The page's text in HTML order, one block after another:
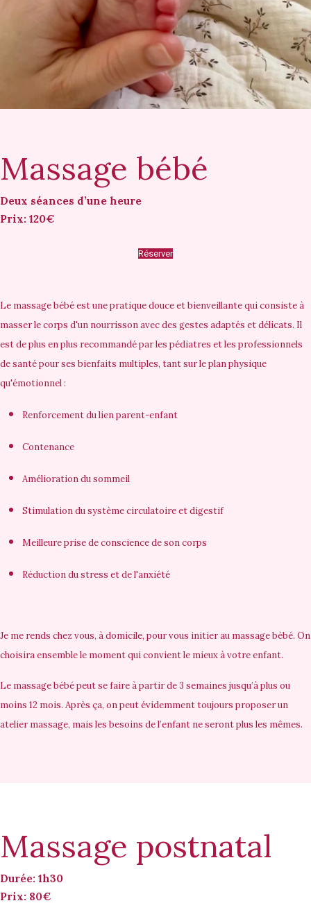
Massage bébé
Deux séances d’une heure
Prix: 120€
Réserver
Le massage bébé est une pratique douce et bienveillante qui consiste à
masser le corps d'un nourrisson avec des gestes adaptés et délicats. Il
est de plus en plus recommandé par les pédiatres et les professionnels
de santé pour ses bienfaits multiples, tant sur le plan physique
qu'émotionnel :
Renforcement du lien parent-enfant
Contenance
Amélioration du sommeil
Stimulation du système circulatoire et digestif
Meilleure prise de conscience de son corps
Réduction du stress et de l'anxiété
Je me rends chez vous, à domicile, pour vous initier au massage bébé. On
choisira ensemble le moment qui convient le mieux à votre enfant.
Le massage bébé peut se faireà partir de 3 semaines jusqu’à plus ou
moins 12 mois. Après ça, on peut évidemment toujours proposer un
atelier massage, mais les besoins de l’enfant ne seront plus les mêmes.
Massage postnatal
Durée: 1h30
Prix: 80€